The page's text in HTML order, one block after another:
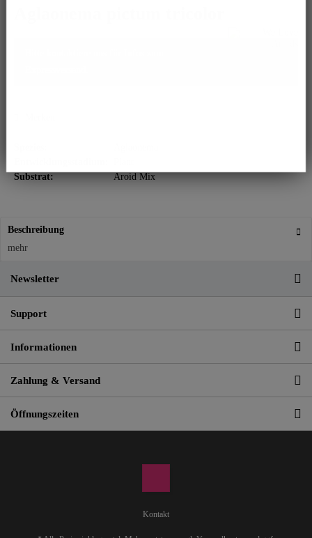
Substrat:
Aroid Mix
Beschreibung
mehr
Newsletter
Support
Informationen
Zahlung & Versand
Öffnungszeiten
Kontakt